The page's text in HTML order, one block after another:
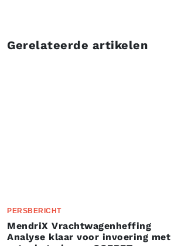
Gerelateerde artikelen
PERSBERICHT
MendriX Vrachtwagenheffing
Analyse klaar voor invoering met